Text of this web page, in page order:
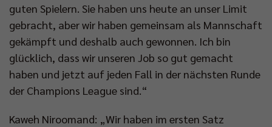
guten Spielern. Sie haben uns heute an unser Limit
gebracht, aber wir haben gemeinsam als Mannschaft
gekämpft und deshalb auch gewonnen. Ich bin
glücklich, dass wir unseren Job so gut gemacht
haben und jetzt auf jeden Fall in der nächsten Runde
der Champions League sind.“
Kaweh Niroomand: „Wir haben im ersten Satz